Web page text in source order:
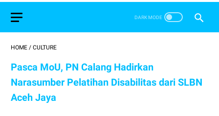
HOME / CULTURE
Pasca MoU, PN Calang Hadirkan
Narasumber Pelatihan Disabilitas dari SLBN
Aceh Jaya